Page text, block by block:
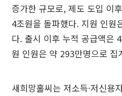
증가한 규모로, 제도 도입 이
4조원을 돌파했다. 지원 인원
다. 출시 이후 누적 공급액은
원 인원은 약 293만명으로 집
새희망홀씨는 저소득·저신용